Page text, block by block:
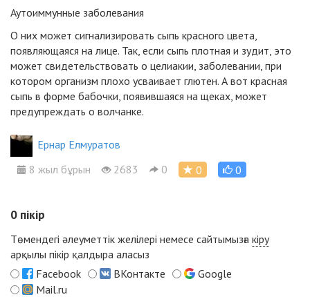
Аутоиммунные заболевания
О них может сигнализировать сыпь красного цвета,
появляющаяся на лице. Так, если сыпь плотная и зудит, это
может свидетельствовать о целиакии, заболевании, при
котором организм плохо усваивает глютен. А вот красная
сыпь в форме бабочки, появившаяся на щеках, может
предупреждать о волчанке.
Ернар Елмуратов
8 жыл бұрын
2683 0 0 0
0 пікір
Төмендегі әлеуметтік желілері немесе сайтымызға кіру
арқылы пікір қалдыра аласыз
Facebook
ВКонтакте
Google
Mail.ru